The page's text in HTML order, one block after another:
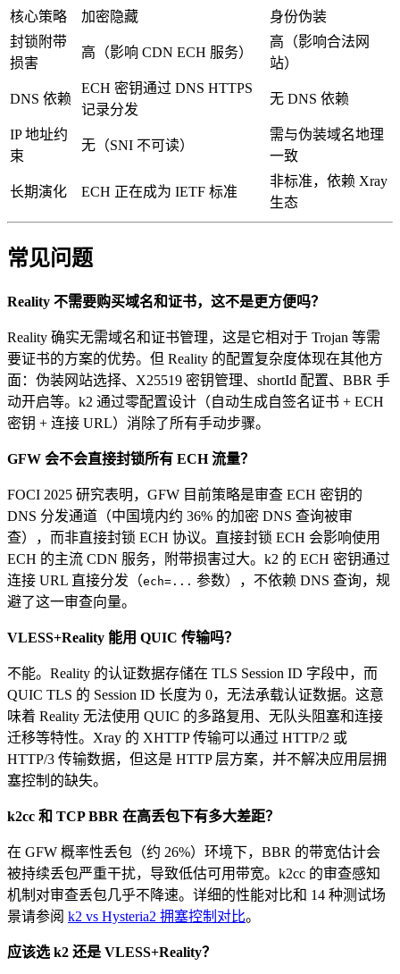
核心策略
加密隐藏
身份伪装
封锁附带
损害
高（影响 CDN ECH 服务）
高（影响合法网
站）
DNS 依赖
ECH 密钥通过 DNS HTTPS
记录分发
无 DNS 依赖
IP 地址约
束
无（SNI 不可读）
需与伪装域名地理
一致
长期演化 ECH 正在成为 IETF 标准
非标准，依赖 Xray
生态
常见问题
Reality 不需要购买域名和证书，这不是更方便吗？
Reality 确实无需域名和证书管理，这是它相对于 Trojan 等需
要证书的方案的优势。但 Reality 的配置复杂度体现在其他方
面：伪装网站选择、X25519 密钥管理、shortId 配置、BBR 手
动开启等。k2 通过零配置设计（自动生成自签名证书 + ECH
密钥 + 连接 URL）消除了所有手动步骤。
GFW 会不会直接封锁所有 ECH 流量？
FOCI 2025 研究表明，GFW 目前策略是审查 ECH 密钥的
DNS 分发通道（中国境内约 36% 的加密 DNS 查询被审
查），而非直接封锁 ECH 协议。直接封锁 ECH 会影响使用
ECH 的主流 CDN 服务，附带损害过大。k2 的 ECH 密钥通过
连接 URL 直接分发（ech=... 参数），不依赖 DNS 查询，规
避了这一审查向量。
VLESS+Reality 能用 QUIC 传输吗？
不能。Reality 的认证数据存储在 TLS Session ID 字段中，而
QUIC TLS 的 Session ID 长度为 0，无法承载认证数据。这意
味着 Reality 无法使用 QUIC 的多路复用、无队头阻塞和连接
迁移等特性。Xray 的 XHTTP 传输可以通过 HTTP/2 或
HTTP/3 传输数据，但这是 HTTP 层方案，并不解决应用层拥
塞控制的缺失。
k2cc 和 TCP BBR 在高丢包下有多大差距？
在 GFW 概率性丢包（约 26%）环境下，BBR 的带宽估计会
被持续丢包严重干扰，导致低估可用带宽。k2cc 的审查感知
机制对审查丢包几乎不降速。详细的性能对比和 14 种测试场
景请参阅 k2 vs Hysteria2 拥塞控制对比。
应该选 k2 还是 VLESS+Reality？